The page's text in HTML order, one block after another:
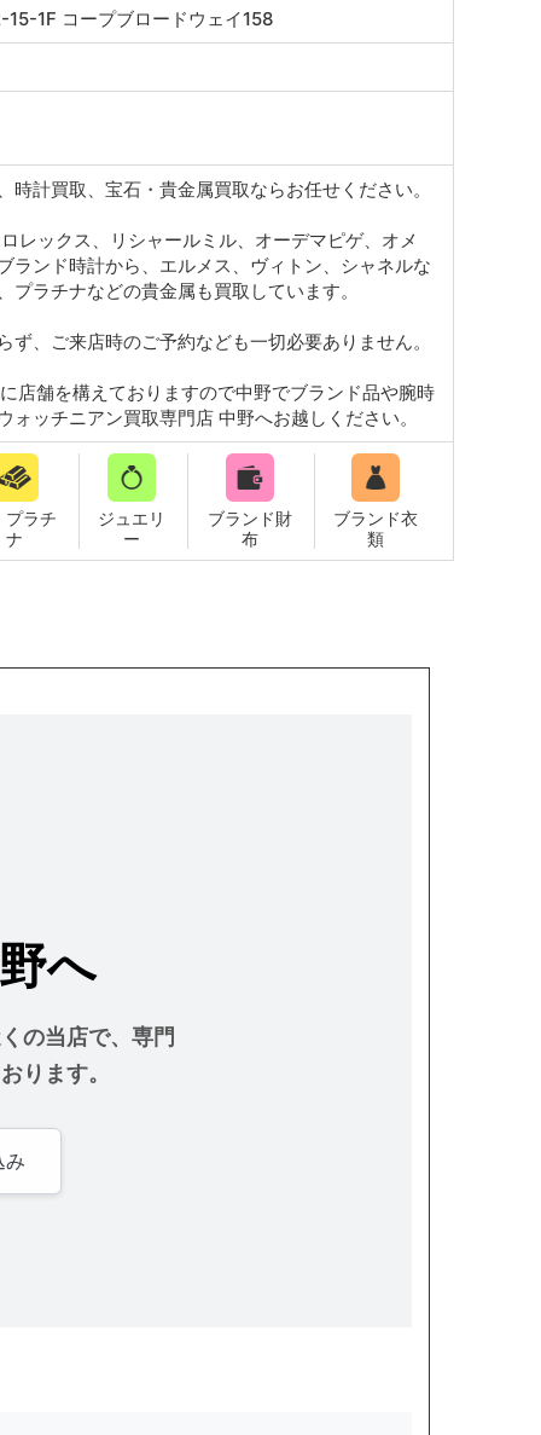
1F コープブロードウェイ158
計買取、宝石・貴金属買取ならお任せください。
レックス、リシャールミル、オーデマピゲ、オメ
ランド時計から、エルメス、ヴィトン、シャネルな
ラチナなどの貴金属も買取しています。
、ご来店時のご予約なども一切必要ありません。
店舗を構えておりますので中野でブランド品や腕時
ッチニアン買取専門店 中野へお越しください。
プラチ
ナ
ジュエリ
ー
ブランド財
布
ブランド衣
類
へ
の当店で、専門
ります。
み